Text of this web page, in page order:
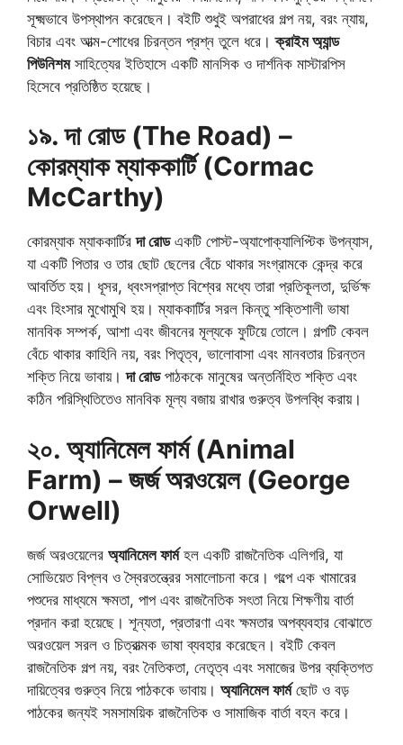
সূক্ষ্মভাবে উপস্থাপন করেছেন। বইটি শুধুই অপরাধের গল্প নয়, বরং ন্যায়,
বিচার এবং আত্ম-শোধের চিরন্তন প্রশ্ন তুলে ধরে।ক্রাইম অ্যান্ড
পিউনিশমসাহিত্যের ইতিহাসে একটি মানসিক ও দার্শনিক মাস্টারপিস
হিসেবে প্রতিষ্ঠিত হয়েছে।
১৯. দা রোড (The Road) –
কোরম্যাক ম্যাককার্টি (Cormac
McCarthy)
কোরম্যাক ম্যাককার্টিরদা রোডএকটি পোস্ট-অ্যাপোক্যালিপ্টিক উপন্যাস,
যা একটি পিতার ও তার ছোট ছেলের বেঁচে থাকার সংগ্রামকে কেন্দ্র করে
আবর্তিত হয়। ধূসর, ধ্বংসপ্রাপ্ত বিশ্বের মধ্যে তারা প্রতিকূলতা, দুর্ভিক্ষ
এবং হিংসার মুখোমুখি হয়। ম্যাককার্টির সরল কিন্তু শক্তিশালী ভাষা
মানবিক সম্পর্ক, আশা এবং জীবনের মূল্যকে ফুটিয়ে তোলে। গল্পটি কেবল
বেঁচে থাকার কাহিনি নয়, বরং পিতৃত্ব, ভালোবাসা এবং মানবতার চিরন্তন
শক্তি নিয়ে ভাবায়।দা রোডপাঠককে মানুষের অন্তর্নিহিত শক্তি এবং
কঠিন পরিস্থিতিতেও মানবিক মূল্য বজায় রাখার গুরুত্ব উপলব্ধি করায়।
২০. অ্যানিমেল ফার্ম (Animal
Farm) – জর্জ অরওয়েল (George
Orwell)
জর্জ অরওয়েলের অ্যানিমেল ফার্মহল একটি রাজনৈতিক এলিগরি, যা
সোভিয়েত বিপ্লব ও স্বৈরতন্ত্রের সমালোচনা করে। গল্পে এক খামারের
পশুদের মাধ্যমে ক্ষমতা, পাপ এবং রাজনৈতিক সৎতা নিয়ে শিক্ষণীয় বার্তা
প্রদান করা হয়েছে। শূন্যতা, প্রতারণা এবং ক্ষমতার অপব্যবহার বোঝাতে
অরওয়েল সরল ও চিত্রাত্মক ভাষা ব্যবহার করেছেন। বইটি কেবল
রাজনৈতিক গল্প নয়, বরং নৈতিকতা, নেতৃত্ব এবং সমাজের উপর ব্যক্তিগত
দায়িত্বের গুরুত্ব নিয়ে পাঠককে ভাবায়। অ্যানিমেল ফার্মছোট ও বড়
পাঠকের জন্যই সমসাময়িক রাজনৈতিক ও সামাজিক বার্তা বহন করে।